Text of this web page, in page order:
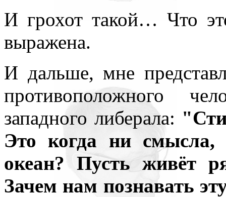
И грохот такой… Что
выражена.
И дальше, мне
противоположного
западного либерала:
Это когда ни смысла,
океан? Пусть живёт
Зачем нам познавать